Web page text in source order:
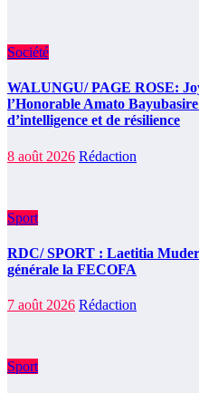
Société
WALUNGU/ PAGE ROSE:
l’Honorable Amato
d’intelligence et de résilience
8 août 2026 Rédaction
Sport
RDC/ SPORT : Laetitia
générale la FECOFA
7 août 2026 Rédaction
Sport